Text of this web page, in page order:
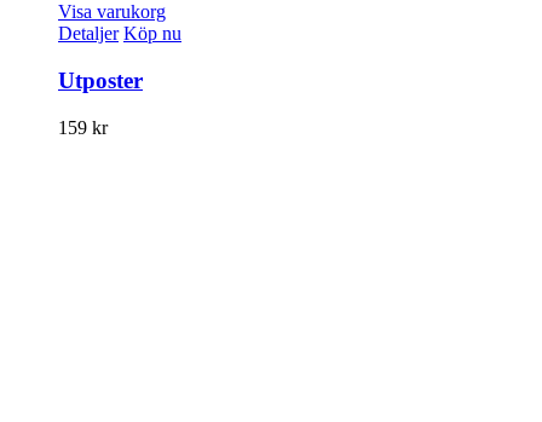
Visa varukorg
Detaljer Köp nu
Utposter
159 kr